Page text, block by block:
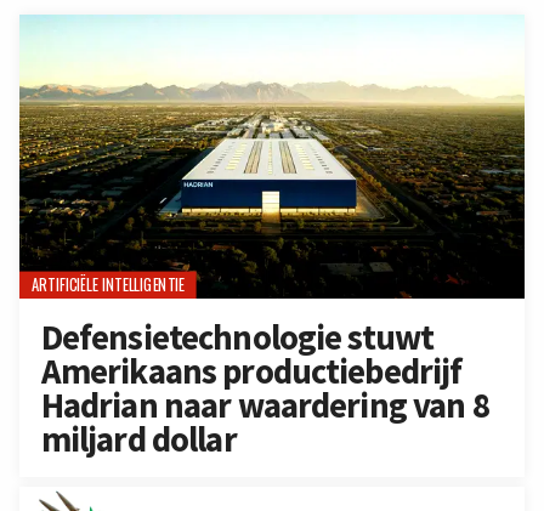
ARTIFICIËLE INTELLIGENTIE
Defensietechnologie stuwt
Amerikaans productiebedrijf
Hadrian naar waardering van 8
miljard dollar